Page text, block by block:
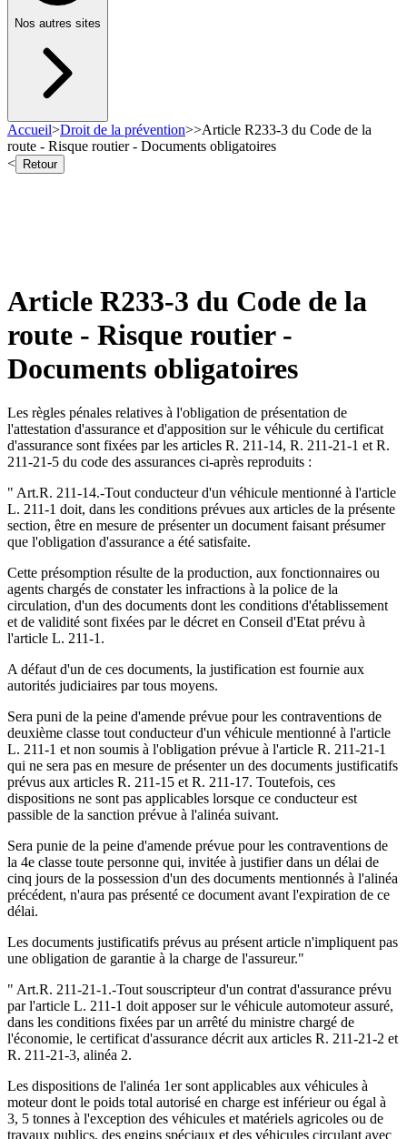
Nos autres sites
Accueil>Droit de la prévention>>Article R233-3 du Code de la
route - Risque routier - Documents obligatoires
<
Retour
Article R233-3 du Code de la
route - Risque routier -
Documents obligatoires
Les règles pénales relatives à l'obligation de présentation de
l'attestation d'assurance et d'apposition sur le véhicule du certificat
d'assurance sont fixées par les articles R. 211-14, R. 211-21-1 et R.
211-21-5 du code des assurances ci-après reproduits :
" Art.R. 211-14.-Tout conducteur d'un véhicule mentionné à l'article
L. 211-1 doit, dans les conditions prévues aux articles de la présente
section, être en mesure de présenter un document faisant présumer
que l'obligation d'assurance a été satisfaite.
Cette présomption résulte de la production, aux fonctionnaires ou
agents chargés de constater les infractions à la police de la
circulation, d'un des documents dont les conditions d'établissement
et de validité sont fixées par le décret en Conseil d'Etat prévu à
l'article L. 211-1.
A défaut d'un de ces documents, la justification est fournie aux
autorités judiciaires par tous moyens.
Sera puni de la peine d'amende prévue pour les contraventions de
deuxième classe tout conducteur d'un véhicule mentionné à l'article
L. 211-1 et non soumis à l'obligation prévue à l'article R. 211-21-1
qui ne sera pas en mesure de présenter un des documents justificatifs
prévus aux articles R. 211-15 et R. 211-17. Toutefois, ces
dispositions ne sont pas applicables lorsque ce conducteur est
passible de la sanction prévue à l'alinéa suivant.
Sera punie de la peine d'amende prévue pour les contraventions de
la 4e classe toute personne qui, invitée à justifier dans un délai de
cinq jours de la possession d'un des documents mentionnés à l'alinéa
précédent, n'aura pas présenté ce document avant l'expiration de ce
délai.
Les documents justificatifs prévus au présent article n'impliquent pas
une obligation de garantie à la charge de l'assureur."
" Art.R. 211-21-1.-Tout souscripteur d'un contrat d'assurance prévu
par l'article L. 211-1 doit apposer sur le véhicule automoteur assuré,
dans les conditions fixées par un arrêté du ministre chargé de
l'économie, le certificat d'assurance décrit aux articles R. 211-21-2 et
R. 211-21-3, alinéa 2.
Les dispositions de l'alinéa 1er sont applicables aux véhicules à
moteur dont le poids total autorisé en charge est inférieur ou égal à
3, 5 tonnes à l'exception des véhicules et matériels agricoles ou de
travaux publics, des engins spéciaux et des véhicules circulant avec